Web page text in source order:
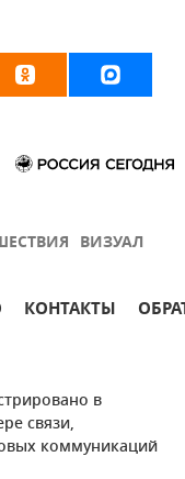
ВИЗУАЛ
КОНТАКТЫ
в
связи,
коммуникаций